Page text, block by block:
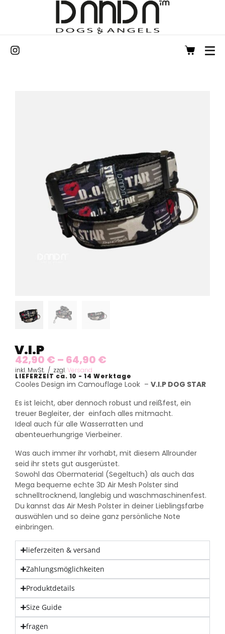
V.I.P
42,90 € – 64,90 €
inkl. MwSt. / zzgl.Versand
LIEFERZEIT ca. 10 - 14 Werktage
Cooles Design im Camouflage Look – V.I.P DOG STAR
Es ist leicht, aber dennoch robust und reißfest, ein
treuer Begleiter, der einfach alles mitmacht.
Ideal auch für alle Wasserratten und
abenteuerhungrige Vierbeiner.
Was auch immer ihr vorhabt, mit diesem Allrounder
seid ihr stets gut ausgerüstet.
Sowohl das Obermaterial (Segeltuch) als auch das
Mega bequeme echte 3D Air Mesh Polster sind
schnelltrocknend, langlebig und waschmaschinenfest.
Du kannst das Air Mesh Polster in deiner Lieblingsfarbe
auswählen und so deine ganz persönliche Note
einbringen.
lieferzeiten & versand
Zahlungsmöglichkeiten
Produktdetails
Size Guide
fragen